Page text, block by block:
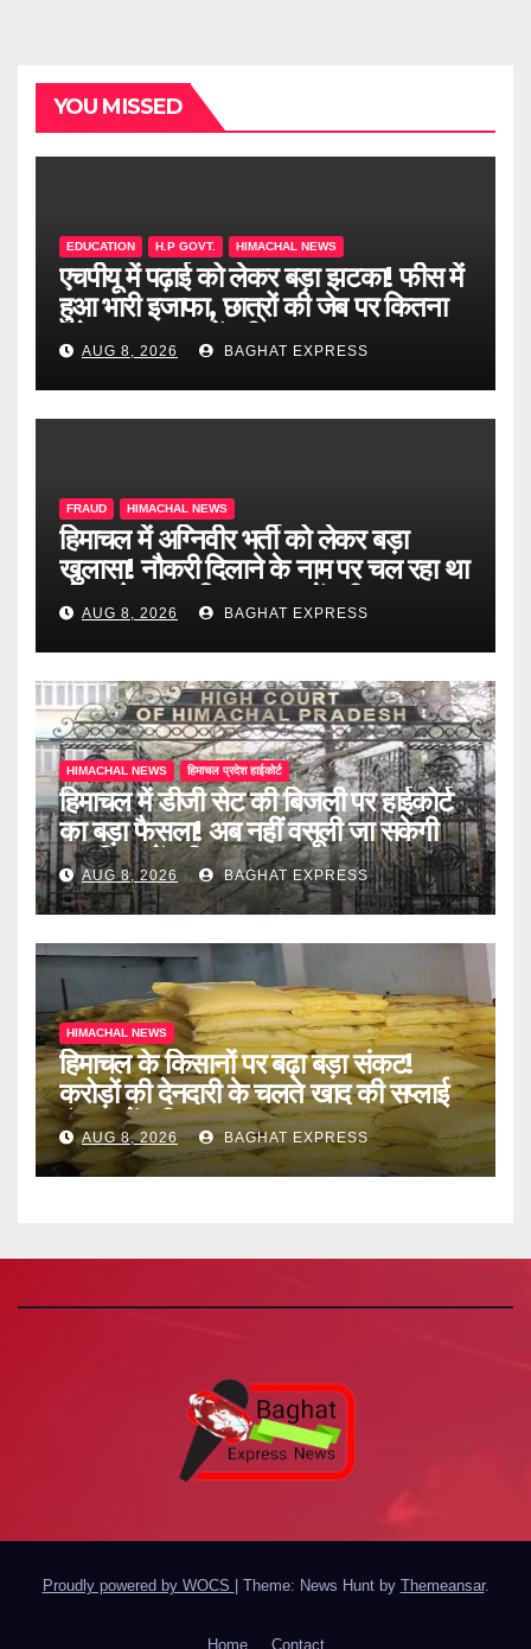
YOU MISSED
EDUCATION H.P GOVT. HIMACHAL NEWS
एचपीयू में पढ़ाई को लेकर बड़ा झटका! फीस में
हुआ भारी इजाफा, छात्रों की जेब पर कितना
पड़ेगा असर? जानें पूरी खबर
AUG 8, 2026 BAGHAT EXPRESS
FRAUD HIMACHAL NEWS
हिमाचल में अग्निवीर भर्ती को लेकर बड़ा
खुलासा! नौकरी दिलाने के नाम पर चल रहा था
खेल, दो दलाल गिरफ्तार, जानें पूरी खबर
AUG 8, 2026 BAGHAT EXPRESS
HIMACHAL NEWS हिमाचल प्रदेश हाईकोर्ट
हिमाचल में डीजी सेट की बिजली पर हाईकोर्ट
का बड़ा फैसला! अब नहीं वसूली जा सकेगी
ड्यूटी, जानें पूरी खबर
AUG 8, 2026 BAGHAT EXPRESS
HIMACHAL NEWS
हिमाचल के किसानों पर बढ़ा बड़ा संकट!
करोड़ों की देनदारी के चलते खाद की सप्लाई
बंद, जानें पूरी खबर
AUG 8, 2026 BAGHAT EXPRESS
Proudly powered by WOCS Theme: News Hunt by Themeansar.
Home Contact